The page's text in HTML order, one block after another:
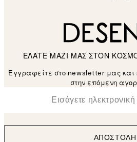
ΕΛΑΤΕ ΜΑΖΙ ΜΑΣ ΣΤΟΝ
Εγγραφείτε στο newsletter μας και
στην επόμενη
Ηλεκτρονική Διεύθυνση
ΑΠΟΣΤΟΛΉ